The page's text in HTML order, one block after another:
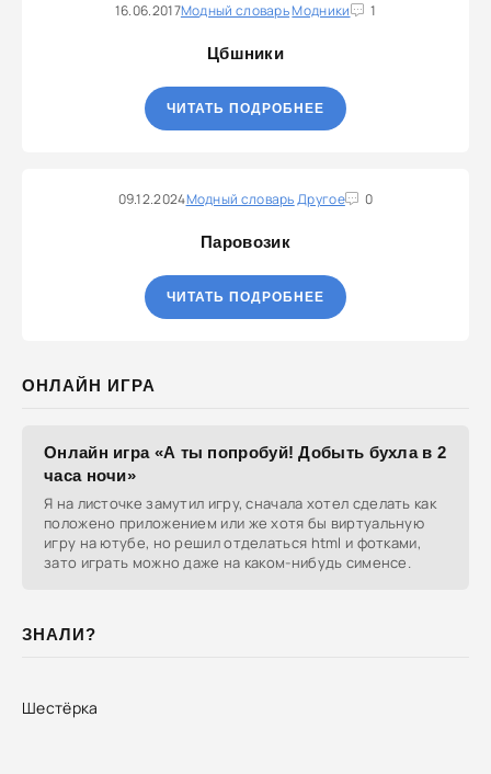
16.06.2017Модный словарьМодники 1
Цбшники
ЧИТАТЬ ПОДРОБНЕЕ
09.12.2024Модный словарьДругое 0
Паровозик
ЧИТАТЬ ПОДРОБНЕЕ
ОНЛАЙН ИГРА
Онлайн игра «А ты попробуй! Добыть бухла в 2
часа ночи»
Я на листочке замутил игру, сначала хотел сделать как
положено приложением или же хотя бы виртуальную
игру на ютубе, но решил отделаться html и фотками,
зато играть можно даже на каком-нибудь сименсе.
ЗНАЛИ?
Шестёрка